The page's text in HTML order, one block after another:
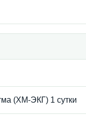
(ХМ-ЭКГ) 1 сутки